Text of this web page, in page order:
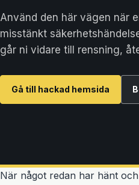
Använd den här vägen när
misstänkt
går ni vidare till rensning,
Gå till hackad hemsida
När något redan har hänt